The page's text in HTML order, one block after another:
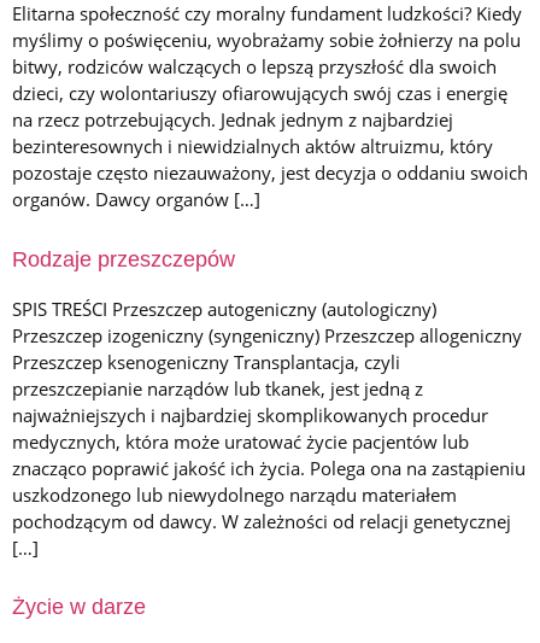
Elitarna społeczność czy moralny fundament ludzkości? Kiedy
myślimy o poświęceniu, wyobrażamy sobie żołnierzy na polu
bitwy, rodziców walczących o lepszą przyszłość dla swoich
dzieci, czy wolontariuszy ofiarowujących swój czas i energię
na rzecz potrzebujących. Jednak jednym z najbardziej
bezinteresownych i niewidzialnych aktów altruizmu, który
pozostaje często niezauważony, jest decyzja o oddaniu swoich
organów. Dawcy organów […]
Rodzaje przeszczepów
SPIS TREŚCI Przeszczep autogeniczny (autologiczny)
Przeszczep izogeniczny (syngeniczny) Przeszczep allogeniczny
Przeszczep ksenogeniczny Transplantacja, czyli
przeszczepianie narządów lub tkanek, jest jedną z
najważniejszych i najbardziej skomplikowanych procedur
medycznych, która może uratować życie pacjentów lub
znacząco poprawić jakość ich życia. Polega ona na zastąpieniu
uszkodzonego lub niewydolnego narządu materiałem
pochodzącym od dawcy. W zależności od relacji genetycznej
[…]
Życie w darze